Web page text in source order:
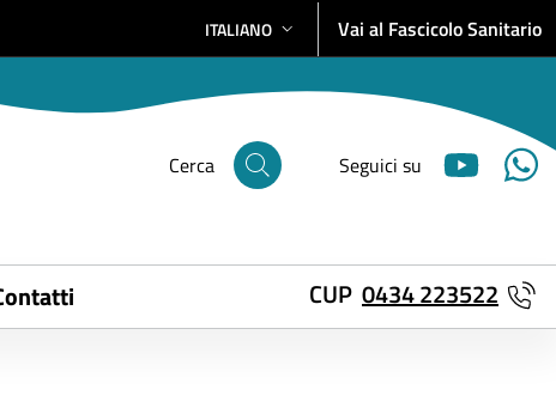
SELEZIONE LINGUA: LINGUA SELEZIONATA
ITALIANO Vai al Fascicolo Sanitario
Cerca Seguici su
CUP 0434 223522